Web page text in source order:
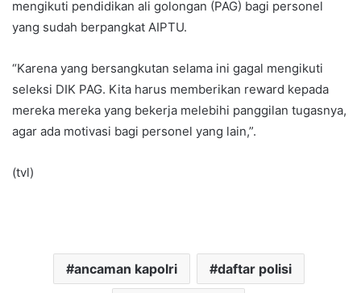
mengikuti pendidikan ali golongan (PAG) bagi personel
yang sudah berpangkat AIPTU.
“Karena yang bersangkutan selama ini gagal mengikuti
seleksi DIK PAG. Kita harus memberikan reward kepada
mereka mereka yang bekerja melebihi panggilan tugasnya,
agar ada motivasi bagi personel yang lain,”.
(tvl)
ancaman kapolri daftar polisi